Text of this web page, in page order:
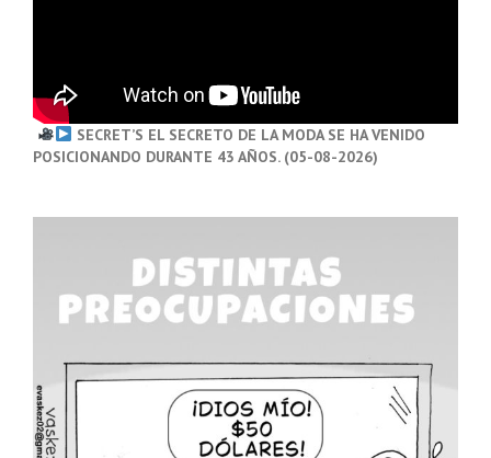
SECRET’S EL SECRETO DE LA MODA SE HA VENIDO
POSICIONANDO DURANTE 43 AÑOS. (05-08-2026)